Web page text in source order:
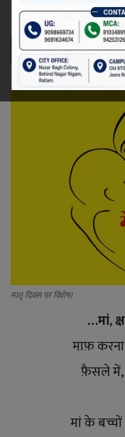
रेलवे
खेल
ज्योतिष
वीडियो
मातृ दिवस पर विशेष।
…मां,
माफ़
फ़ैसले में,
मां के